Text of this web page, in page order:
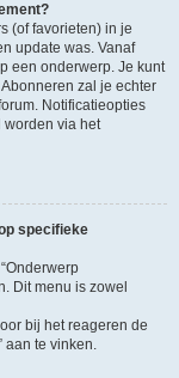
(of favorieten) in je
update was. Vanaf
een onderwerp. Je kunt
zal je echter
Notificatieopties
via het
specifieke
Dit menu is zowel
bij het reageren de
aan te vinken.